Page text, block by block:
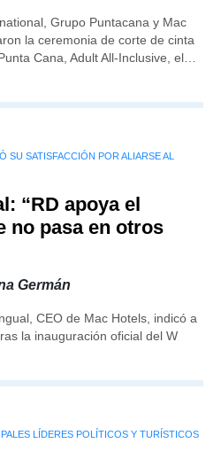
Grupo Puntacana y Mac
la ceremonia de corte de cinta
Cana, Adult All-Inclusive, el…
SU SATISFACCIÓN POR ALIARSE AL
“RD apoya el
no pasa en otros
Germán
CEO de Mac Hotels, indicó a
la inauguración oficial del W
LÍDERES POLÍTICOS Y TURÍSTICOS